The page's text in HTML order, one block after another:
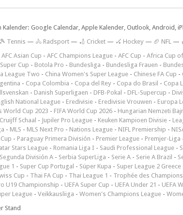
Google Calendar, Apple Kalender, Outlook, Android,
🎾 Tennis — 🚴 Radsport — 🏏 Cricket — 🏑 Hockey — 🏈 NFL —
AFC Asian Cup - AFC Champions League - AFC Cup - Africa Cup
Cup - Botola Pro - Bundesliga - Bundesliga Frauen -
League Two - China Women's Super League - Chinese FA Cup -
- Copa Colombia - Copa del Rey - Copa do Brasil - Copa
- Danish Superligaen - DFB-Pokal - DFL-Supercup -
National League - Eredivisie - Eredivisie Vrouwen - Europa
World Cup 2023 - FIFA World Cup 2026 - Hungarian Nemzeti
Schaal - Jupiler Pro League - Keuken Kampioen Divisie -
- MLS - MLS Next Pro - Nations League - NIFL Premiership -
- Paraguay Primera División - Premier League - Premjer-Liga
Stars League - Romania Liga I - Saudi Professional League -
Segunda División A - Serbia SuperLiga - Serie A - Serie A Brazil -
1 - Super Cup Portugal - Süper Kupa - Super League 2 Greece
Cup - Thai FA Cup - Thai League 1 - Trophée des Champions
U19 Championship - UEFA Super Cup - UEFA Under 21 - UEFA
League - Veikkausliiga - Women's Champions League -
Stand